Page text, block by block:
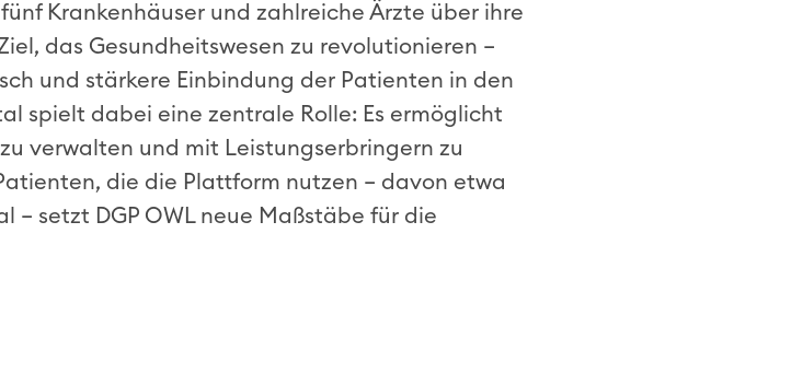
Krankenhäuser und zahlreiche Ärzte über ihre
das Gesundheitswesen zu revolutionieren –
und stärkere Einbindung der Patienten in den
spielt dabei eine zentrale Rolle: Es ermöglicht
verwalten und mit Leistungserbringern zu
die die Plattform nutzen – davon etwa
setzt DGP OWL neue Maßstäbe für die